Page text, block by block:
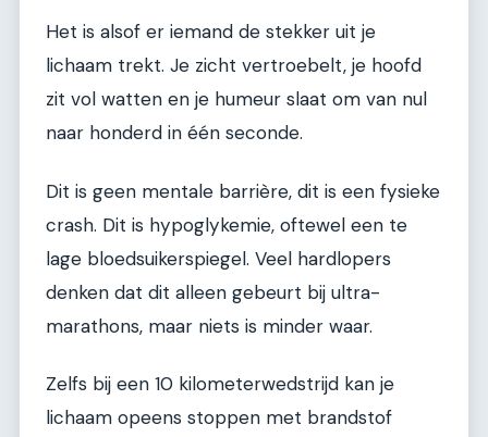
Het is alsof er iemand de stekker uit je
lichaam trekt. Je zicht vertroebelt, je hoofd
zit vol watten en je humeur slaat om van nul
naar honderd in één seconde.
Dit is geen mentale barrière, dit is een fysieke
crash. Dit is hypoglykemie, oftewel een te
lage bloedsuikerspiegel. Veel hardlopers
denken dat dit alleen gebeurt bij ultra-
marathons, maar niets is minder waar.
Zelfs bij een 10 kilometerwedstrijd kan je
lichaam opeens stoppen met brandstof